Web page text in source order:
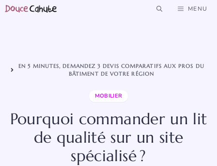
Aller
MENU
EN 5 MINUTES, DEMANDEZ 3 DEVIS COMPARATIFS AUX PROS DU
BÂTIMENT DE VOTRE RÉGION
MOBILIER
Pourquoi commander un lit
de qualité sur un site
spécialisé ?